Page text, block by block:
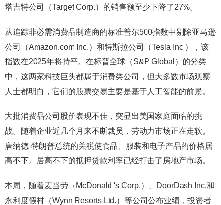
塔吉特公司（Target Corp.）的销售额至少下降了27%。
从追踪非必需消费品制造商的标准普尔500指数中剔除亚马逊
公司（Amazon.com Inc.）和特斯拉公司（Tesla Inc.），该
指数在2025年将持平。在标普全球（S&P Global）的分类
中，这两家科技巨头都属于消费类公司，但大多数市场观察
人士都明白，它们的股票交易主要是基于人工智能的前景。
大批消费品公司股价表现不佳，突显出美国家庭面临的挑
战。随着企业近几个月来不断裁员，劳动力市场正在走软。
唐纳德·特朗普总统的关税使食品、服装和电子产品的价格居
高不下。居高不下的抵押贷款利率已经打击了房地产市场。
本周，随着麦当劳（McDonald 's Corp.）、DoorDash Inc.和
永利度假村（Wynn Resorts Ltd.）等公司公布业绩，投资者